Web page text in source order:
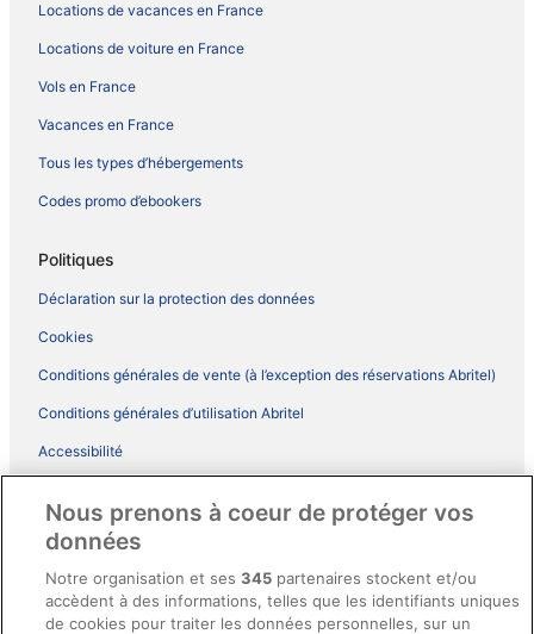
Locations de vacances en France
Locations de voiture en France
Vols en France
Vacances en France
Tous les types d’hébergements
Codes promo d’ebookers
Politiques
Déclaration sur la protection des données
Cookies
Conditions générales de vente (à l’exception des réservations Abritel)
Conditions générales d’utilisation Abritel
Accessibilité
Conditions générales du programme BONUS+ d’ebookers
Directives de contenu et signalement de contenus
Nous prenons à coeur de protéger vos
données
Notre organisation et ses345 partenaires stockent et/ou
accèdent à des informations, telles que les identifiants uniques
de cookies pour traiter les données personnelles, sur un